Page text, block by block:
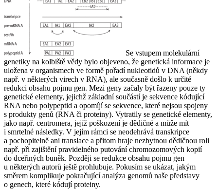
Se vstupem molekulární
genetiky na kolbiště vědy bylo objeveno, že genetická informace je
uložena v organismech ve formě pořadí nukleotidů v DNA (někdy
např. v některých virech v RNA), ale současně došlo k určité
redukci obsahu pojmu gen. Mezi geny začaly být řazeny pouze ty
genetické elementy, jejichž základní součástí je sekvence kódující
RNA nebo polypeptid a opomíjí se sekvence, které nejsou spojeny
s produkty genů (RNA či proteiny). Vytratily se genetické elementy,
jako např. centromera, jejíž poškození je dědičné a může mít
i smrtelné následky. V jejím rámci se neodehrává transkripce
a pochopitelně ani translace a přitom hraje nezbytnou dědičnou roli
např. při zajištění pravidelného putování chromozomových kopií
do dceřiných buněk. Později se redukce obsahu pojmu gen
u některých autorů ještě prohlubuje. Pokusím se ukázat, jakým
směrem komplikuje pokračující analýza genomů naše představy
o genech, které kódují proteiny.